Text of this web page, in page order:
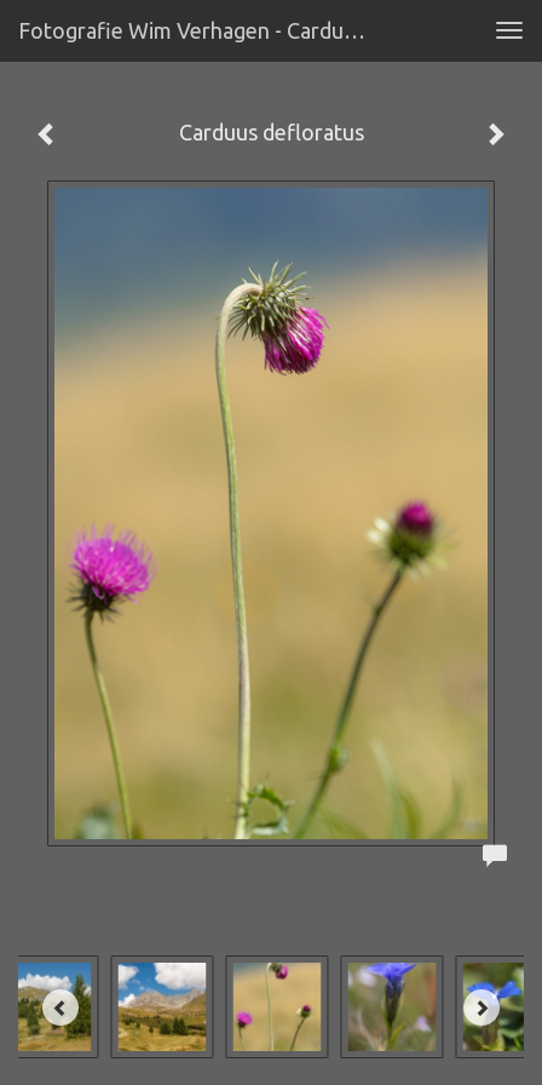
Fotografie Wim Verhagen - Carduus Defloratus
Carduus defloratus